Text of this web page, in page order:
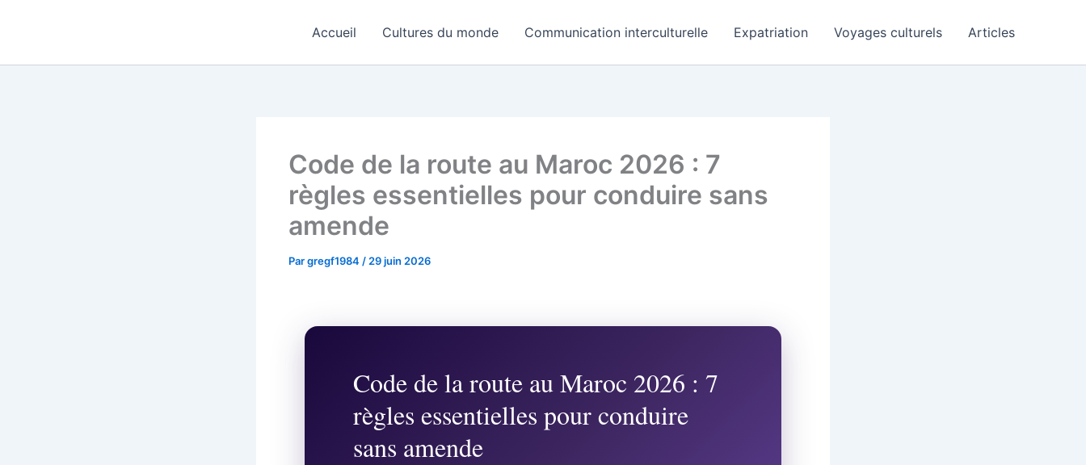
Accueil Cultures du monde Communication interculturelle Expatriation Voyages culturels Articles
Code de la route au Maroc 2026 : 7
règles essentielles pour conduire sans
amende
Pargregf1984 / 29 juin 2026
Code de la route au Maroc 2026 : 7
règles essentielles pour conduire
sans amende